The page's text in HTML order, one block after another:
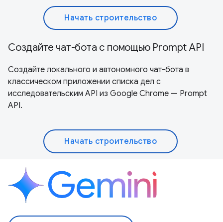
Начать строительство
Создайте чат-бота с помощью Prompt API
Создайте локального и автономного чат-бота в
классическом приложении списка дел с
исследовательским API из Google Chrome — Prompt
API.
Начать строительство